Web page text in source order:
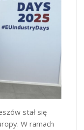
stał się
W ramach